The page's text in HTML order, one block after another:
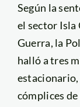
Según la
el sector Isla
Guerra, la
halló a tres
estacionario,
cómplices